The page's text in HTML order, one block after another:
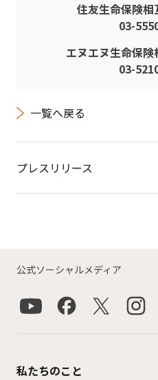
住友生命保険
03-
エヌエヌ生命保
03-
一覧へ戻る
プレスリリース
公式ソーシャルメディア
私たちのこと